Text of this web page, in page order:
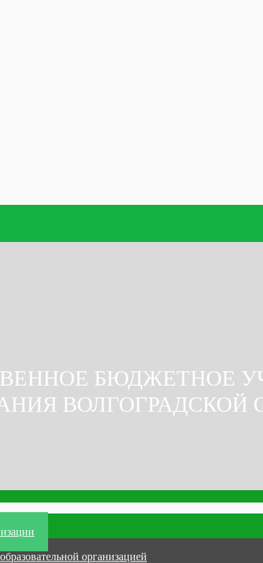
БЮДЖЕТНОЕ
ВОЛГОГРАДСКОЙ
организацией